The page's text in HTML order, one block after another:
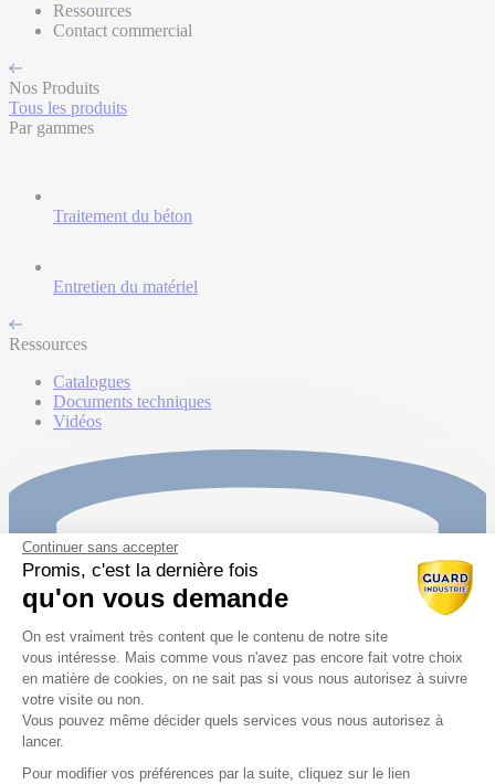
Ressources
Contact commercial
Nos Produits
Tous les produits
Par gammes
Traitement du béton
Entretien du matériel
Ressources
Catalogues
Documents techniques
Vidéos
Continuer sans accepter
Promis, c'est la dernière fois
qu'on vous demande
Plateforme de Gestion du
On est vraiment très content que le contenu de notre site
vous intéresse. Mais comme vous n'avez pas encore fait votre choix
en matière de cookies, on ne sait pas si vous nous autorisez à suivre
votre visite ou non.
Vous pouvez même décider quels services vous nous autorisez à
lancer.
Pour modifier vos préférences par la suite, cliquez sur le lien